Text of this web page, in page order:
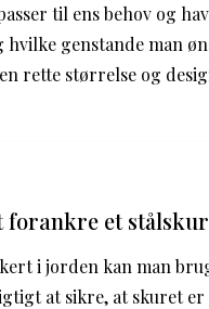
til ens behov og
genstande man
rette størrelse og
forankre et
i jorden kan man
at sikre, at skuret